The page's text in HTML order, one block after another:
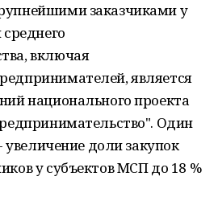
заказчиками у
включая
является
национального проекта
Один
увеличение доли закупок
у субъектов МСП до 18 %